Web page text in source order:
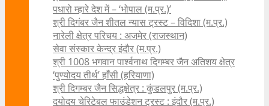
पधारो म्हारे देश में – ‘भोपाल (म.प्र.)’
श्री दिगंबर जैन शीतल न्यास ट्रस्ट – विदिशा (म.प्र.)
नारेली क्षेत्र परिचय : अजमेर (राजस्थान)
सेवा संस्कार केन्द्र इंदौर (म.प्र.)
श्री 1008 भगवान पार्श्वनाथ दिगम्बर जैन अतिशय क्षे‍त्र
‘पुण्योदय तीर्थ’ हाँसी (हरियाणा)
श्री दिगम्बर जैन सिद्धक्षेत्र : कुंडलपुर (म.प्र.)
दयोदय चेरिटेबल फाउंडेशन ट्रस्ट : इंदौर (म.प्र.)